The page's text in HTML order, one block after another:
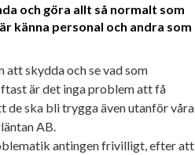
och göra allt så normalt som
känna personal och andra som
skydda och se vad som
är det inga problem att få
de ska bli trygga även utanför våra
AB.
antingen frivilligt, efter att